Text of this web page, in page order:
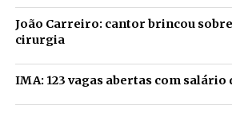
João Carreiro: cantor brincou
cirurgia
IMA: 123 vagas abertas com salário